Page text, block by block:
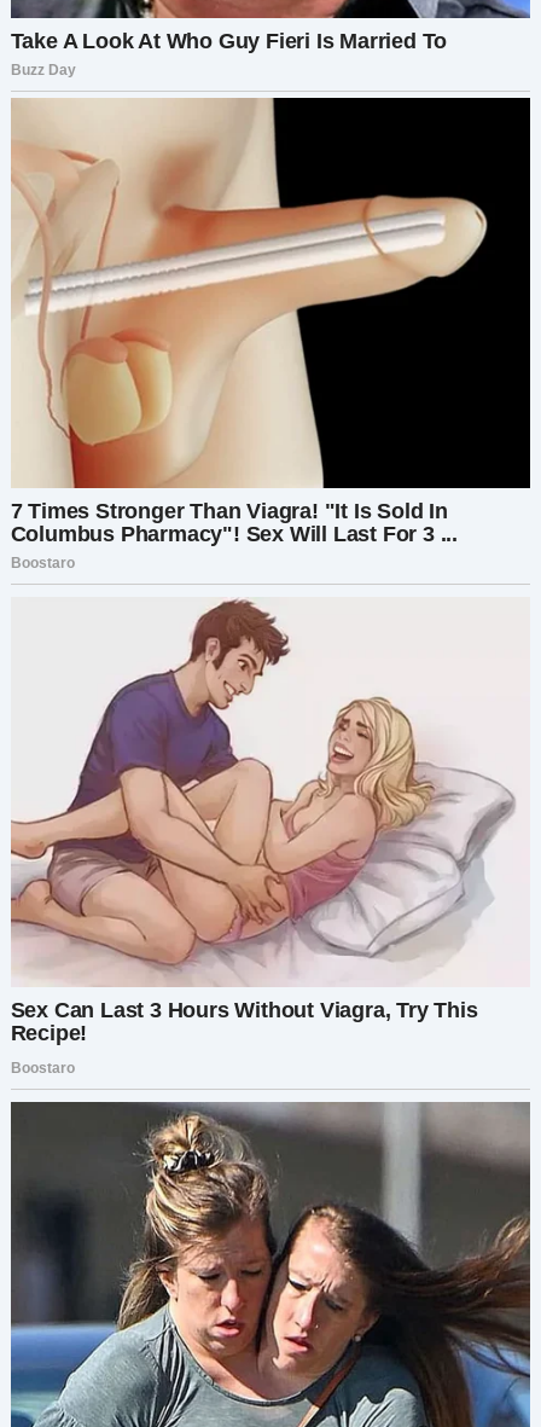
— Я чувствую то же самое, — сказала она.
И вот в этом был настоящий финал. Не в том,
что я нашла новую любовь. И не в мести. А в
том, что я нашла себя. Обрела ту часть, о
которой даже не подозревала. Поняла, что
любовь — бывает разной, неожиданной, но
настоящей. И что за счастье стоит бороться.
Даже если придётся идти против чужих
ожиданий.
Мама, к моему удивлению, поддержала меня.
Она увидела, как я светилась рядом с Мирой, и
сказала, что это — главное. А сын… Сначала был
озадачен, но потом искренне привязался к
Мире. Она была добра, внимательна,
терпелива.
Жизнь не стала идеальной. Были трудности,
слёзы, моменты боли. Но я построила новую
жизнь. Настоящую. Полную любви. Не такую,
как мечтала раньше — но, возможно, даже
Главный урок в этом всём — предательство
может стать началом перемен. Пусть
тяжёлых, пусть непредсказуемых, но
настоящих. Не бойтесь слушать своё сердце.
Даже если путь страшный. Даже если он
ведёт туда, куда вы никогда не планировали
идти.
Если с вами случалось что-то подобное —
поделитесь своей историей.
И если эта история тронула вас — поставьте
лайк. Ваша поддержка значит для меня очень
много.